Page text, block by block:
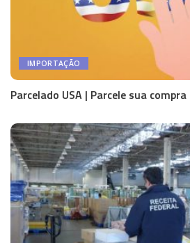
IMPORTAÇÃO
Parcelado USA | Parcele sua